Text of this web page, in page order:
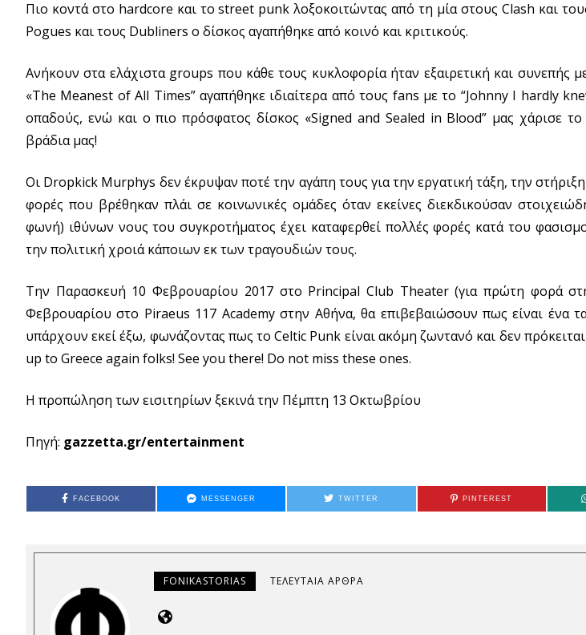
Πιο κοντά στο hardcore και το street punk λοξοκοιτώντας από τη μία στους Clash και
Pogues και τους Dubliners o δίσκος αγαπήθηκε από κοινό και κριτικούς.
Ανήκουν στα ελάχιστα groups που κάθε τους κυκλοφορία ήταν εξαιρετική και συνεπής
«Τhe Meanest of All Times” αγαπήθηκε ιδιαίτερα από τους fans με το “Johnny I hardly
οπαδούς, ενώ και ο πιο πρόσφατος δίσκος «Signed and Sealed in Blood” μας χάρισε το
βράδια μας!
Οι Dropkick Murphys δεν έκρυψαν ποτέ την αγάπη τους για την εργατική τάξη, την
φορές που βρέθηκαν πλάι σε κοινωνικές ομάδες όταν εκείνες διεκδικούσαν
φωνή) ιθύνων νους του συγκροτήματος έχει καταφερθεί πολλές φορές κατά του
την πολιτική χροιά κάποιων εκ των τραγουδιών τους.
Την Παρασκευή 10 Φεβρουαρίου 2017 στο Principal Club Theater (για πρώτη φορά
Φεβρουαρίου στο Piraeus 117 Academy στην Αθήνα, θα επιβεβαιώσουν πως είναι ένα
υπάρχουν εκεί έξω, φωνάζοντας πως το Celtic Punk είναι ακόμη ζωντανό και δεν
up to Greece again folks! See you there! Do not miss these ones.
Η προπώληση των εισιτηρίων ξεκινά την Πέμπτη 13 Οκτωβρίου
Πηγή: gazzetta.gr/entertainment
FACEBOOK MESSENGER TWITTER PINTEREST
FONIKASTORIAS ΤΕΛΕΥΤΑΊΑ ΆΡΘΡΑ